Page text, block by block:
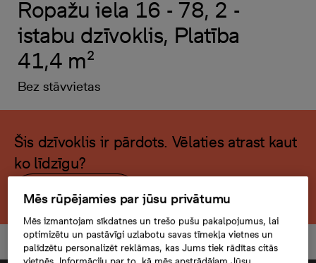
Ropažu iela 16 - 78, 2 -
istabu dzīvoklis, Platība
41,4 m²
Bez stāvvietas
Šis dzīvoklis ir pārdots. Vēlaties atrast kaut
ko līdzīgu?
Meklēt citu dzīvokli
Mēs rūpējamies par jūsu privātumu
Mēs izmantojam sīkdatnes un trešo pušu pakalpojumus, lai
optimizētu un pastāvīgi uzlabotu savas tīmekļa vietnes un
palīdzētu personalizēt reklāmas, kas Jums tiek rādītas citās
vietnēs. Informāciju par to, kā mēs apstrādājam Jūsu